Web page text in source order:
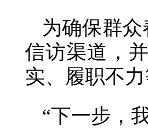
为确保群
信访渠道，
实、履职不
“下一步，